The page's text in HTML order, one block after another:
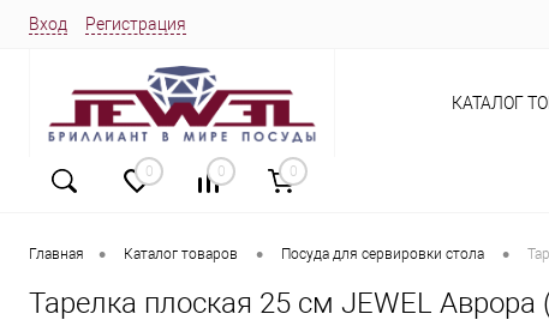
Вход Регистрация
0 0 0
КАТАЛОГ
Главная • Каталог товаров • Посуда для сервировки стола •
Тарелка плоская 25 см JEWEL Аврора